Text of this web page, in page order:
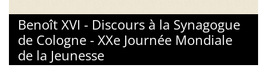
Benoît XVI - Discours à la Synagogue
de Cologne - XXe Journée Mondiale
de la Jeunesse